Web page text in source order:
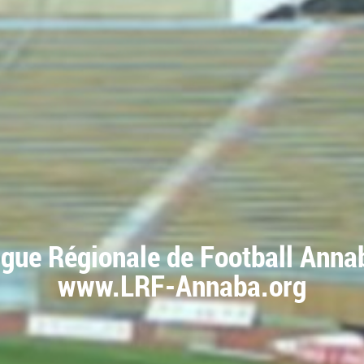
Régionale de Football
www.LRF-Annaba.org